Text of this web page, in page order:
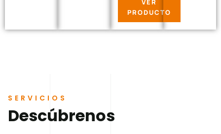
VER
PRODUCTO
SERVICIOS
Descúbrenos